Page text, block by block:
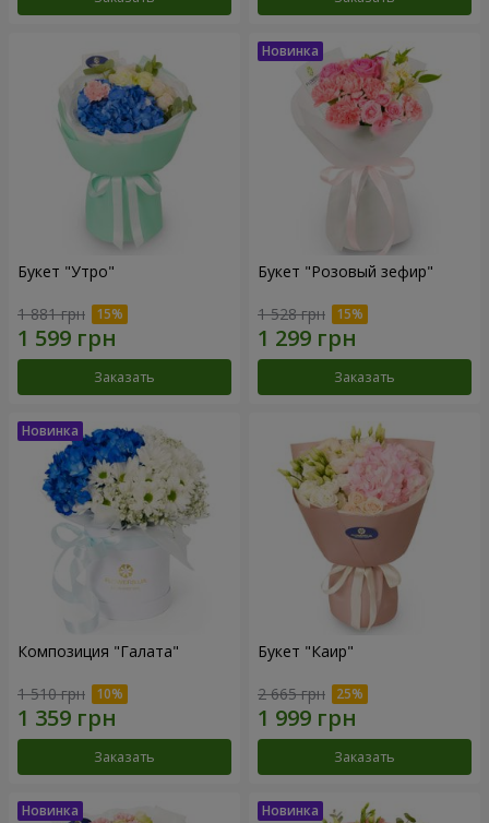
Букет "Утро"
1 881 грн
Заказать
Букет "Розовый зефир"
1 528 грн
Заказать
Композиция "Галата"
1 510 грн
Заказать
Букет "Каир"
2 665 грн
Заказать